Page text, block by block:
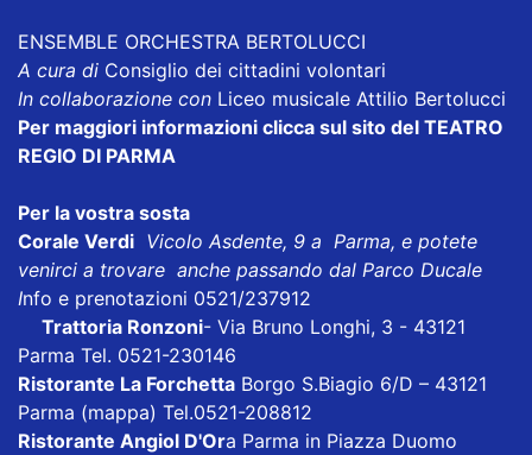
ENSEMBLE ORCHESTRA BERTOLUCCI
A cura di Consiglio dei cittadini volontari
In collaborazione con Liceo musicale Attilio Bertolucci
Per maggiori informazioni clicca sul sito del TEATRO
REGIO DI PARMA
Per la vostra sosta
Corale Verdi Vicolo Asdente, 9 a Parma, e potete
venirci a trovare anche passando dal Parco Ducale
Info e prenotazioni 0521/237912
Trattoria Ronzoni- Via Bruno Longhi, 3 - 43121
Parma Tel. 0521-230146
Ristorante La Forchetta Borgo S.Biagio 6/D – 43121
Parma (mappa) Tel.0521-208812
Ristorante Angiol D'Ora Parma in Piazza Duomo